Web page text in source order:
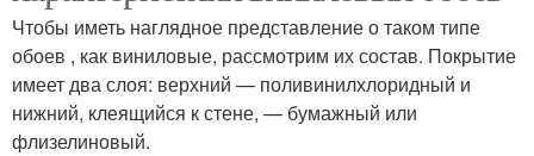
Чтобы иметь наглядное представление о таком типе
обоев , как виниловые, рассмотрим их состав. Покрытие
имеет два слоя: верхний — поливинилхлоридный и
нижний, клеящийся к стене, — бумажный или
флизелиновый.